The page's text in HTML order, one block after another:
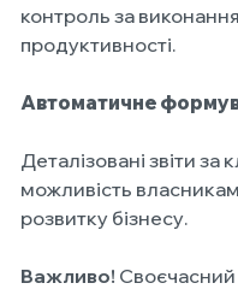
контроль за
продуктивності.
Автоматичне
Деталізовані звіти
можливість
розвитку бізнесу.
Важливо! Своєчасний